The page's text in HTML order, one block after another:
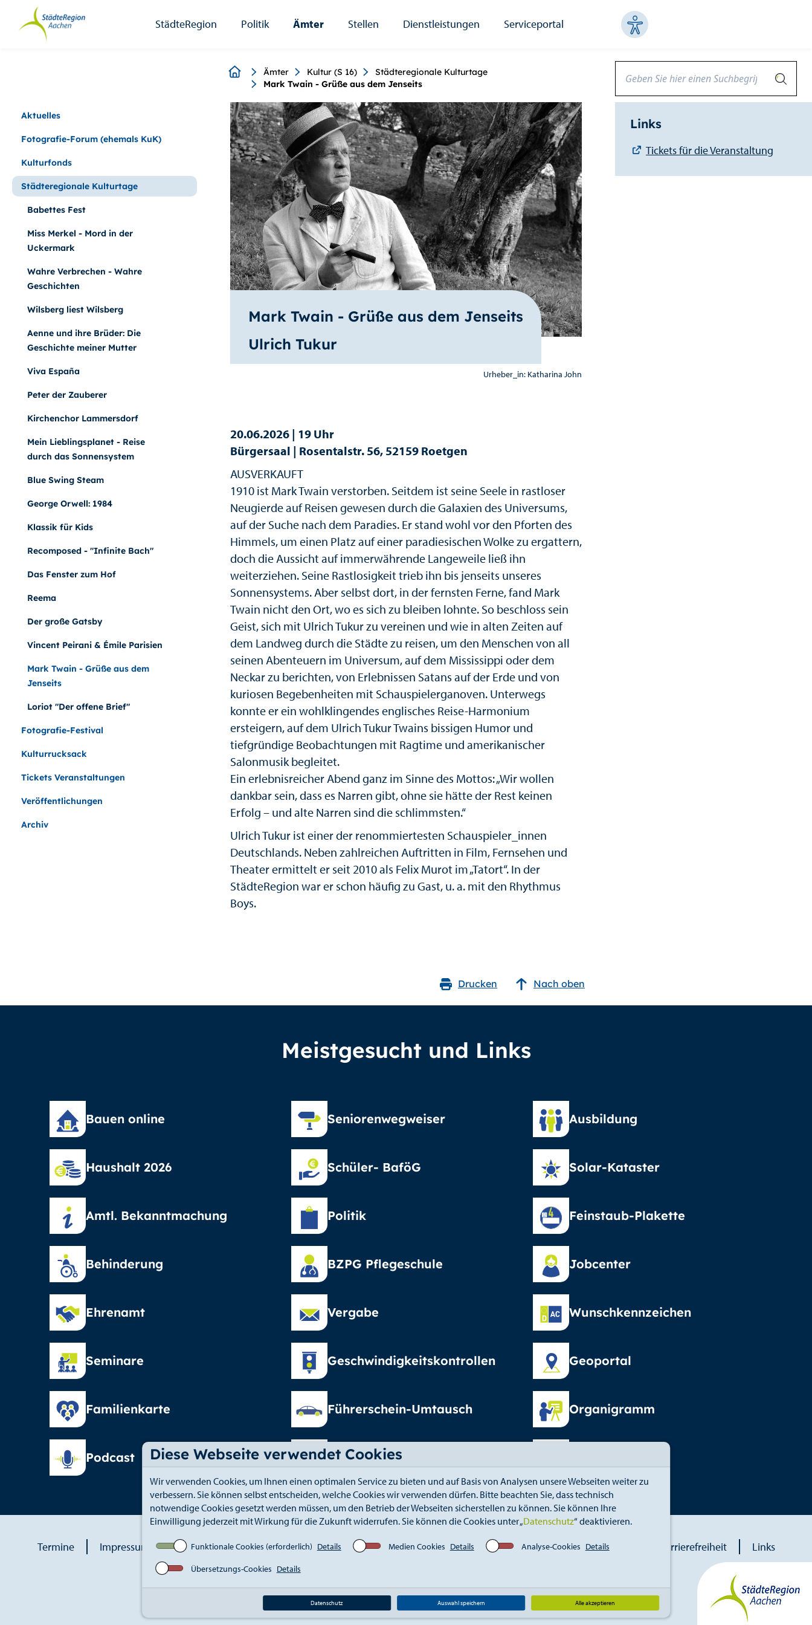
Diese Webseite verwendet Cookies
Wir verwenden Cookies, um Ihnen einen optimalen Service zu bieten und auf Basis von Analysen unsere Webseiten weiter zu
verbessern. Sie können selbst entscheiden, welche Cookies wir verwenden dürfen. Bitte beachten Sie, dass technisch
notwendige Cookies gesetzt werden müssen, um den Betrieb der Webseiten sicherstellen zu können. Sie können Ihre
Einwilligung jederzeit mit Wirkung für die Zukunft widerrufen. Sie können die Cookies unter „Datenschutz“ deaktivieren.
Funktionale Cookies (erforderlich) Details Medien Cookies Details Analyse-Cookies Details
Übersetzungs-Cookies Details
Datenschutz Auswahl speichern Alle akzeptieren
Seiteninhalt.
Hauptnavigation.
StädteRegion
StädteRegion Politik Ämter Stellen Dienstleistungen Serviceportal
Breadcrumb
Ämter Kultur (S 16)
Städteregionale Kulturtage
Mark Twain - Grüße aus dem Jenseits
Aktuelles
Fotografie-Forum (ehemals KuK)
Kulturfonds
Städteregionale Kulturtage
Babettes Fest
Miss Merkel - Mord in der
Uckermark
Wahre Verbrechen - Wahre
Geschichten
Wilsberg liest Wilsberg
Aenne und ihre Brüder: Die
Geschichte meiner Mutter
Viva España
Peter der Zauberer
Kirchenchor Lammersdorf
Mein Lieblingsplanet - Reise
durch das Sonnensystem
Blue Swing Steam
George Orwell: 1984
Klassik für Kids
Recomposed - "Infinite Bach"
Das Fenster zum Hof
Reema
Der große Gatsby
Vincent Peirani & Émile Parisien
Mark Twain - Grüße aus dem
Jenseits
Loriot "Der offene Brief"
Fotografie-Festival
Kulturrucksack
Tickets Veranstaltungen
Veröffentlichungen
Archiv
Mark Twain - Grüße aus dem Jenseits
Ulrich Tukur
Urheber_in: Katharina John
20.06.2026 | 19 Uhr
Bürgersaal | Rosentalstr. 56, 52159 Roetgen
AUSVERKAUFT
1910 ist Mark Twain verstorben. Seitdem ist seine Seele in rastloser
Neugierde auf Reisen gewesen durch die Galaxien des Universums,
auf der Suche nach dem Paradies. Er stand wohl vor den Pforten des
Himmels, um einen Platz auf einer paradiesischen Wolke zu ergattern,
doch die Aussicht auf immerwährende Langeweile ließ ihn
weiterziehen. Seine Rastlosigkeit trieb ihn bis jenseits unseres
Sonnensystems. Aber selbst dort, in der fernsten Ferne, fand Mark
Twain nicht den Ort, wo es sich zu bleiben lohnte. So beschloss sein
Geist, sich mit Ulrich Tukur zu vereinen und wie in alten Zeiten auf
dem Landweg durch die Städte zu reisen, um den Menschen von all
seinen Abenteuern im Universum, auf dem Mississippi oder dem
Neckar zu berichten, von Erlebnissen Satans auf der Erde und von
kuriosen Begebenheiten mit Schauspielerganoven. Unterwegs
konnte er ein wohlklingendes englisches Reise-Harmonium
ersteigern, auf dem Ulrich Tukur Twains bissigen Humor und
tiefgründige Beobachtungen mit Ragtime und amerikanischer
Salonmusik begleitet.
Ein erlebnisreicher Abend ganz im Sinne des Mottos: „Wir wollen
dankbar sein, dass es Narren gibt, ohne sie hätte der Rest keinen
Erfolg – und alte Narren sind die schlimmsten.“
Ulrich Tukur ist einer der renommiertesten Schauspieler_innen
Deutschlands. Neben zahlreichen Auftritten in Film, Fernsehen und
Theater ermittelt er seit 2010 als Felix Murot im „Tatort“. In der
StädteRegion war er schon häufig zu Gast, u. a. mit den Rhythmus
Boys.
Nach oben
Drucken
Links
Tickets für die Veranstaltung
Meistgesucht und Links
Bauen online Seniorenwegweiser Ausbildung
Haushalt 2026 Schüler- BaföG Solar-Kataster
Amtl. Bekanntmachung Politik Feinstaub-Plakette
Behinderung BZPG Pflegeschule Jobcenter
Ehrenamt Vergabe Wunschkennzeichen
Seminare Geschwindigkeitskontrollen Geoportal
Familienkarte Führerschein-Umtausch Organigramm
Podcast Elterngeld
Termine Impressum Datenschutz Anfahrt Kontakt Elektronischer Zugang Whistleblower Erklärung zur Barrierefreiheit Links